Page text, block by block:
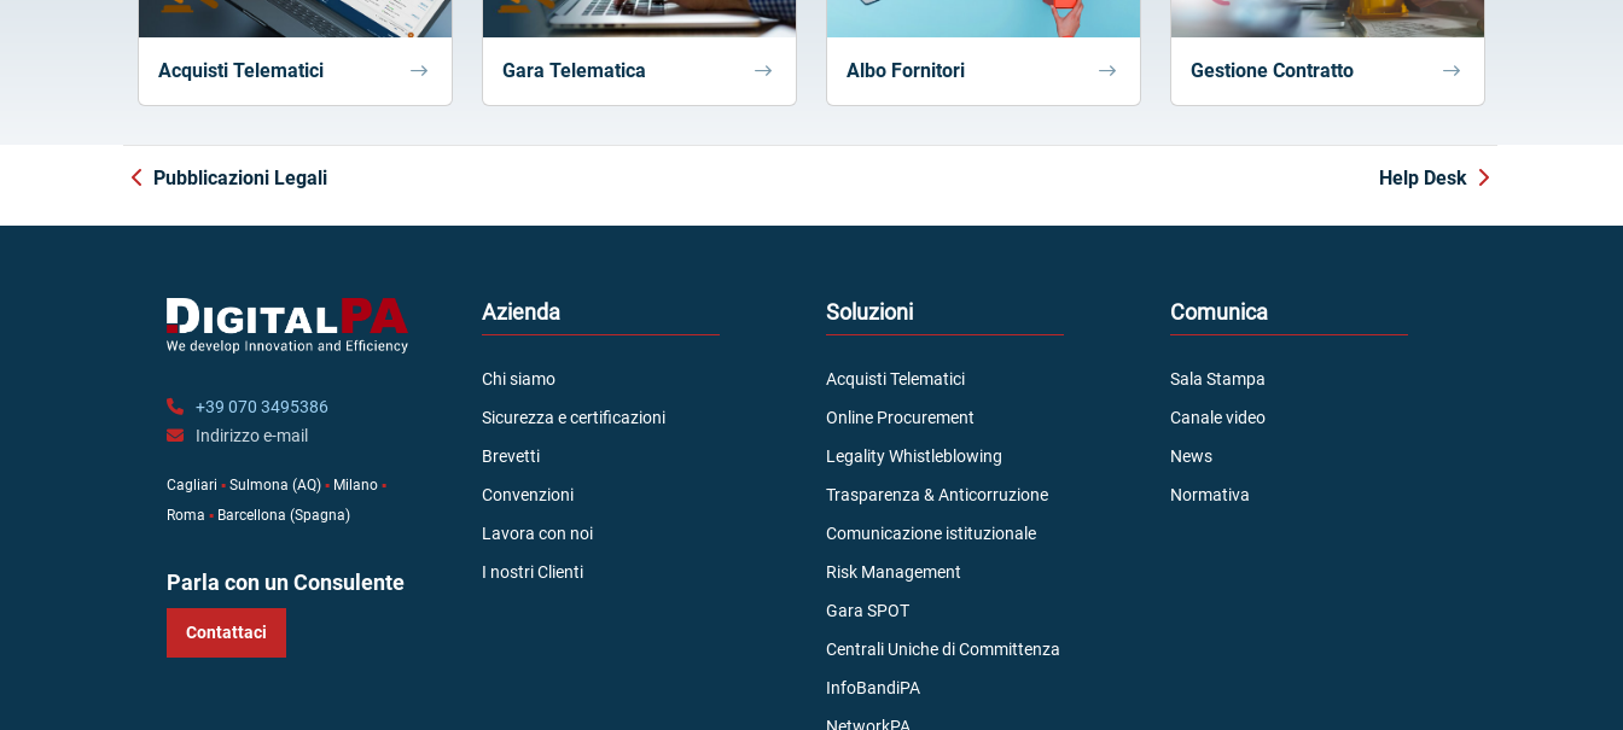
Acquisti Telematici Gara Telematica Albo Fornitori Gestione Contratto
Pubblicazioni Legali Help Desk
+39 070 3495386
Indirizzo e-mail
Cagliari ▪ Sulmona (AQ) ▪ Milano ▪
Roma ▪ Barcellona (Spagna)
Parla con un Consulente
Contattaci
Azienda
Chi siamo
Sicurezza e certificazioni
Brevetti
Convenzioni
Lavora con noi
I nostri Clienti
Soluzioni
Acquisti Telematici
Online Procurement
Legality Whistleblowing
Trasparenza & Anticorruzione
Comunicazione istituzionale
Risk Management
Gara SPOT
Centrali Uniche di Committenza
InfoBandiPA
Comunica
Sala Stampa
Canale video
News
Normativa